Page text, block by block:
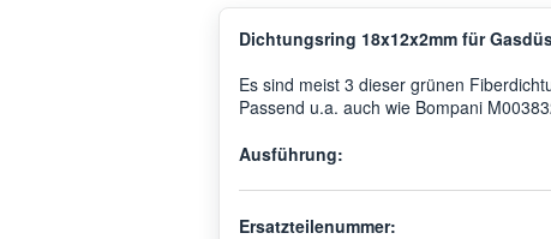
Dichtungsring 18x12x2mm für
Es sind meist 3 dieser grünen
Passend u.a. auch wie Bompani
Ausführung:
Ersatzteilenummer: